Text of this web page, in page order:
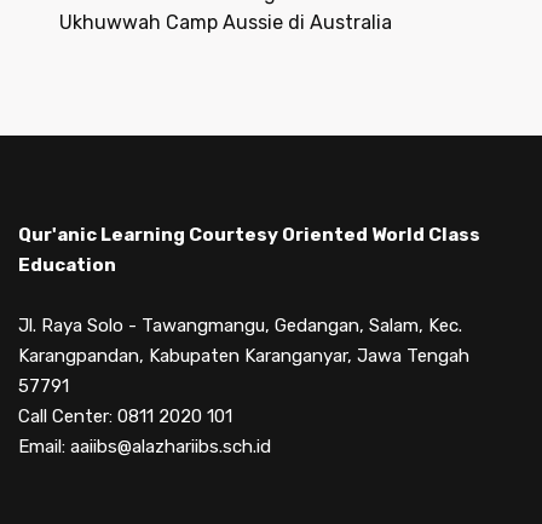
Ukhuwwah Camp Aussie di Australia
Qur'anic Learning Courtesy Oriented World Class
Education
Jl. Raya Solo - Tawangmangu, Gedangan, Salam, Kec.
Karangpandan, Kabupaten Karanganyar, Jawa Tengah
57791
Call Center: 0811 2020 101
Email: aaiibs@alazhariibs.sch.id